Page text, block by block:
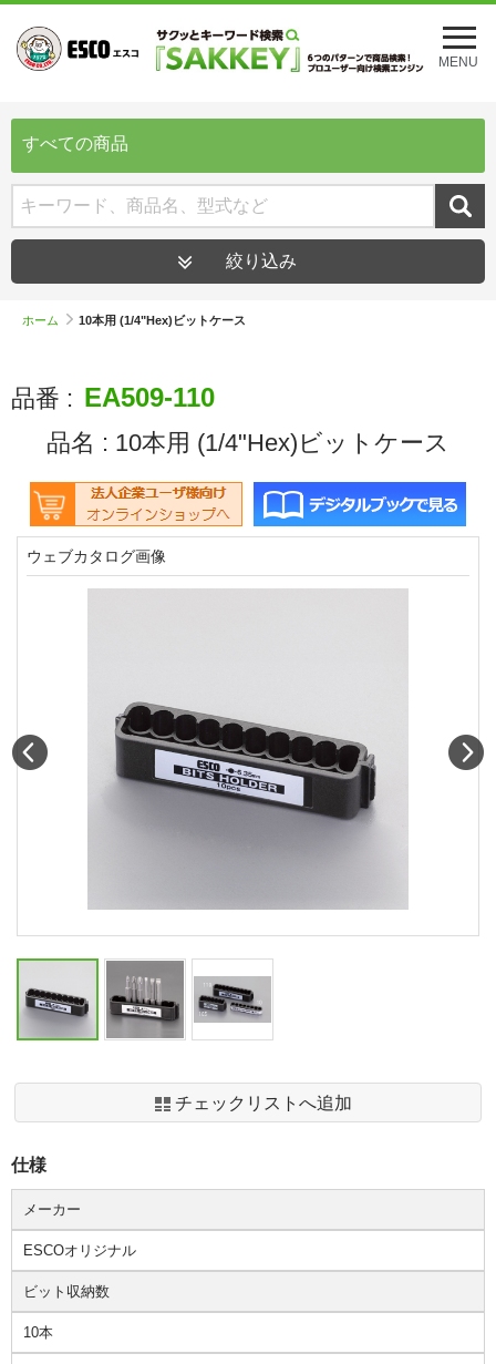
メ
ニ
ュ
を
MENU
すべての商品
絞り込み
ホーム 10本用 (1/4"Hex)ビットケース
品番 : EA509-110
品名 : 10本用 (1/4"Hex)ビットケース
チェックリストへ追加
仕様
メーカー
ESCOオリジナル
ビット収納数
10本
ウェブカタログ画像